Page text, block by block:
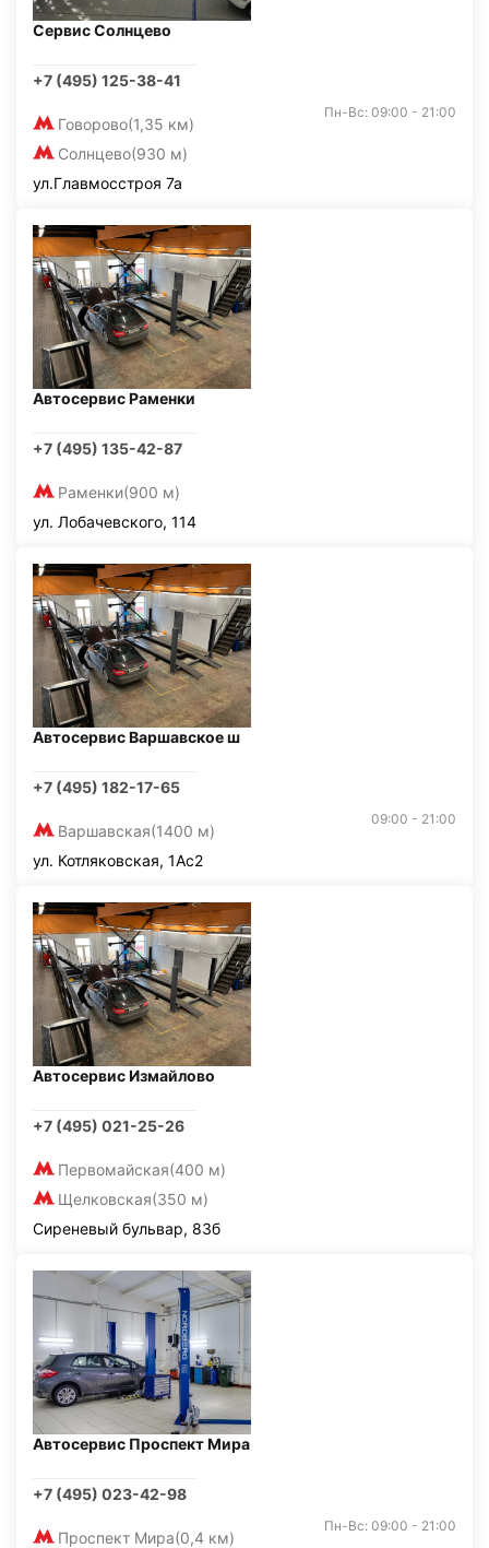
Сервис Солнцево
+7 (495) 125-38-41
Говорово(1,35 км)
Солнцево(930 м)
Пн-Вс: 09:00 - 21:00
ул.Главмосстроя 7а
Автосервис Раменки
+7 (495) 135-42-87
Раменки(900 м)
ул. Лобачевского, 114
Автосервис Варшавское ш
+7 (495) 182-17-65
Варшавская(1400 м)
09:00 - 21:00
ул. Котляковская, 1Ас2
Автосервис Измайлово
+7 (495) 021-25-26
Первомайская(400 м)
Щелковская(350 м)
Сиреневый бульвар, 83б
Автосервис Проспект Мира
+7 (495) 023-42-98
Проспект Мира(0,4 км)
Пн-Вс: 09:00 - 21:00